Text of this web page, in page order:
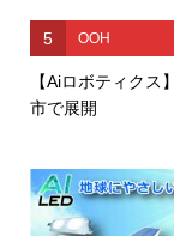
5 OOH
【Aiロボティク
市で展開